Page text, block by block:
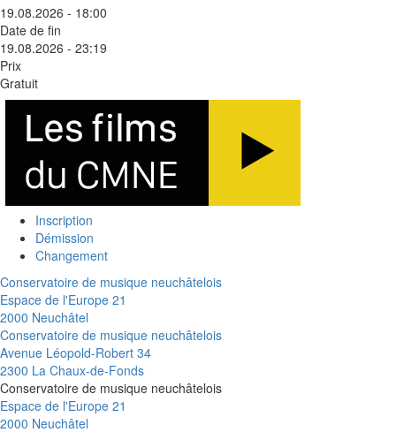
19.08.2026 - 18:00
Date de fin
19.08.2026 - 23:19
Prix
Gratuit
Inscription
Démission
Changement
Conservatoire de musique neuchâtelois
Espace de l'Europe 21
2000 Neuchâtel
Conservatoire de musique neuchâtelois
Avenue Léopold-Robert 34
2300 La Chaux-de-Fonds
Conservatoire de musique neuchâtelois
Espace de l'Europe 21
2000 Neuchâtel